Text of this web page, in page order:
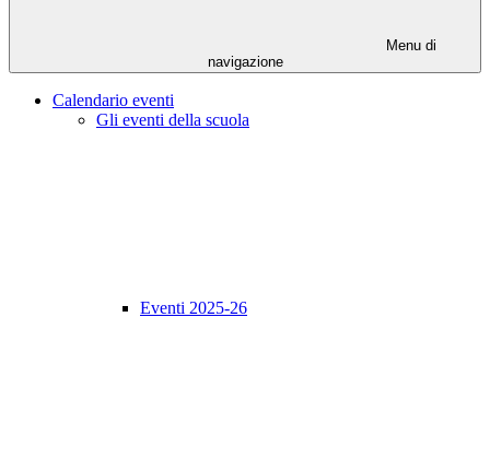
Menu di
navigazione
Calendario eventi
Gli eventi della scuola
Eventi 2025-26